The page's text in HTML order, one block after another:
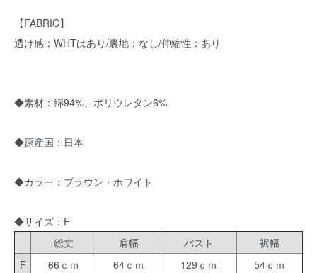
【FABRIC】
透け感：WHTはあり/裏地：なし/伸縮性：あり
◆素材：綿94%、ポリウレタン6%
◆原産国：日本
◆カラー：ブラウン・ホワイト
◆サイズ：F
総丈
肩幅 バスト
裾幅
F
66ｃｍ 64ｃｍ 129ｃｍ 54ｃｍ